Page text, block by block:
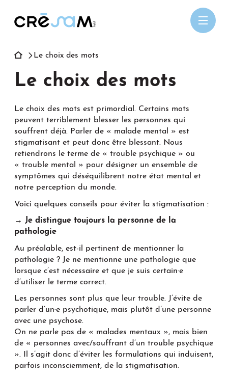
contenu
Le choix des mots
Le choix des mots
Le choix des mots est primordial. Certains mots
peuvent terriblement blesser les personnes qui
souffrent déjà. Parler de « malade mental » est
stigmatisant et peut donc être blessant. Nous
retiendrons le terme de « trouble psychique » ou
« trouble mental » pour désigner un ensemble de
symptômes qui déséquilibrent notre état mental et
notre perception du monde.
Voici quelques conseils pour éviter la stigmatisation :
→ Je distingue toujours la personne de la
pathologie
Au préalable, est-il pertinent de mentionner la
pathologie ? Je ne mentionne une pathologie que
lorsque c’est nécessaire et que je suis certain·e
d’utiliser le terme correct.
Les personnes sont plus que leur trouble. J’évite de
parler d’un·e psychotique, mais plutôt d’une personne
avec une psychose.
On ne parle pas de « malades mentaux », mais bien
de « personnes avec/souffrant d’un trouble psychique
». Il s’agit donc d’éviter les formulations qui induisent,
parfois inconsciemment, de la stigmatisation.